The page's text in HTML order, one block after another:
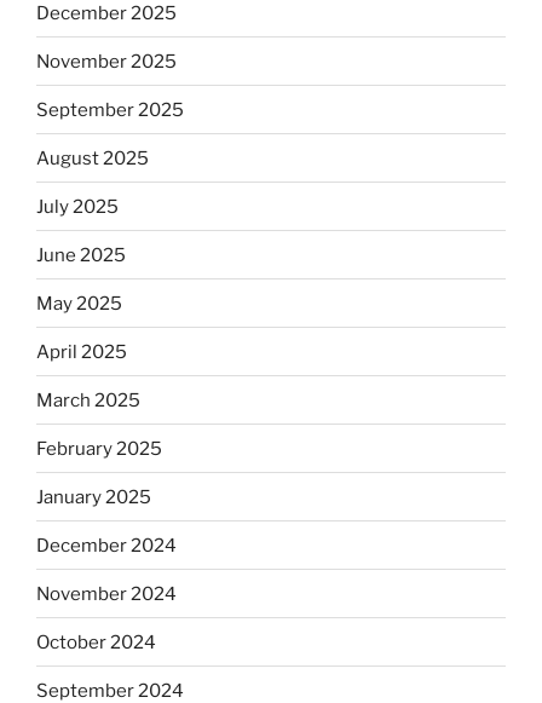
December 2025
November 2025
September 2025
August 2025
July 2025
June 2025
May 2025
April 2025
March 2025
February 2025
January 2025
December 2024
November 2024
October 2024
September 2024